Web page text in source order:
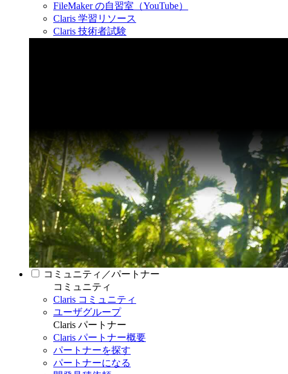
FileMaker の自習室（YouTube）
Claris 学習リソース
Claris 技術者試験
コミュニティ／パートナー
コミュニティ
Claris コミュニティ
ユーザグループ
Claris パートナー
Claris パートナー概要
パートナーを探す
パートナーになる